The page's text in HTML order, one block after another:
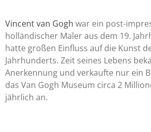
Vincent van Gogh war ein post-
holländischer Maler aus dem 19.
hatte großen Einfluss auf die Kunst
Jahrhunderts. Zeit seines Lebens
Anerkennung und verkaufte nur ein
das Van Gogh Museum circa 2
jährlich an.